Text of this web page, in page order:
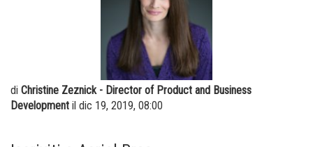
Garanzia e registrazione dei prodotti
BIM - Building Information Management
Relazioni con gli investitori - Terex
di Christine Zeznick - Director of Product and Business
Developmentil dic 19, 2019, 08:00